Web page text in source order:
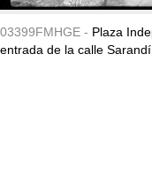
03399FMHGE - Plaza
entrada de la calle Sarandí.